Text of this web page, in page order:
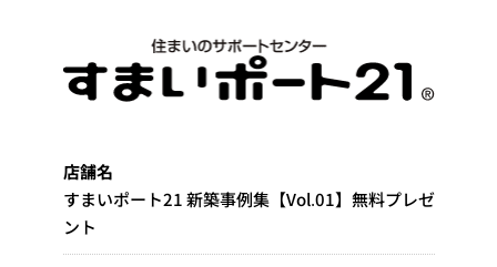
店舗名
すまいポート21 新築事例集【Vol.01】無料プレゼ
ント